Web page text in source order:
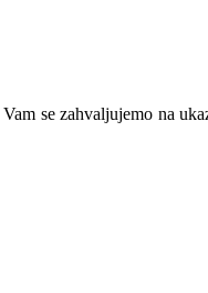
se zahvaljujemo na